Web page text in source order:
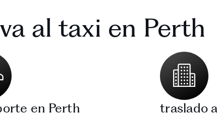
al taxi en Perth
en Perth traslado